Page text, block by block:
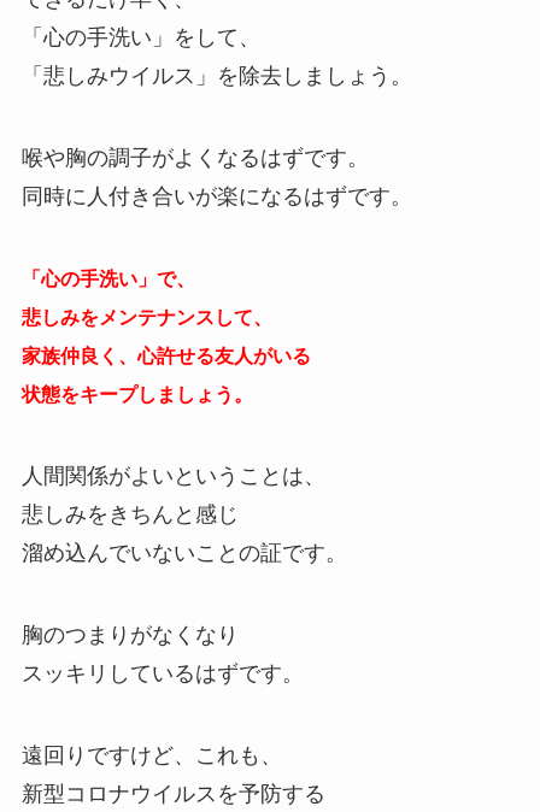
「心の手洗い」をして、
「悲しみウイルス」を除去しましょう。
喉や胸の調子がよくなるはずです。
同時に人付き合いが楽になるはずです。
「心の手洗い」で、
悲しみをメンテナンスして、
家族仲良く、心許せる友人がいる
状態をキープしましょう。
人間関係がよいということは、
悲しみをきちんと感じ
溜め込んでいないことの証です。
胸のつまりがなくなり
スッキリしているはずです。
遠回りですけど、これも、
新型コロナウイルスを予防する